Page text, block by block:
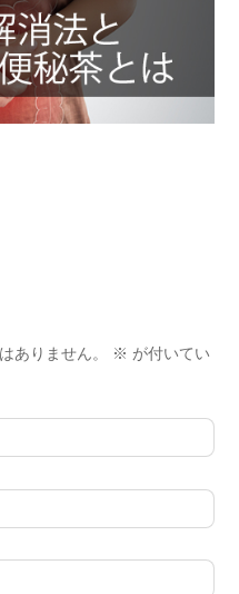
ありません。 ※ が付いてい